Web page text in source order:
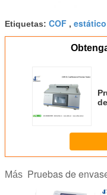
Etiquetas: COF ,
y
Más Pruebas de